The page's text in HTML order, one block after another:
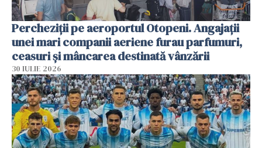
Percheziții pe aeroportul Otopeni. Angajații
unei mari companii aeriene furau parfumuri,
ceasuri și mâncarea destinată vânzării
30 IULIE 2026